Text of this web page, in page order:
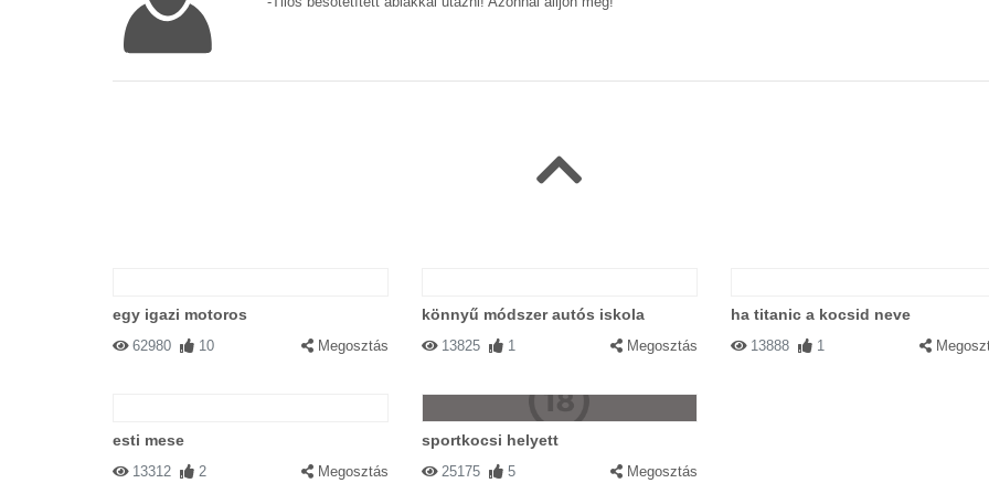
egy igazi motoros
62980 10 Megosztás
könnyű módszer autós iskola
13825 1 Megosztás
ha titanic a kocsid neve
13888 1
esti mese
13312 2 Megosztás
sportkocsi helyett
25175 5 Megosztás